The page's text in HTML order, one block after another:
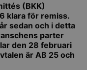
(BKK)
klara för remiss.
sedan och i detta
parter
den 28 februari
är AB 25 och